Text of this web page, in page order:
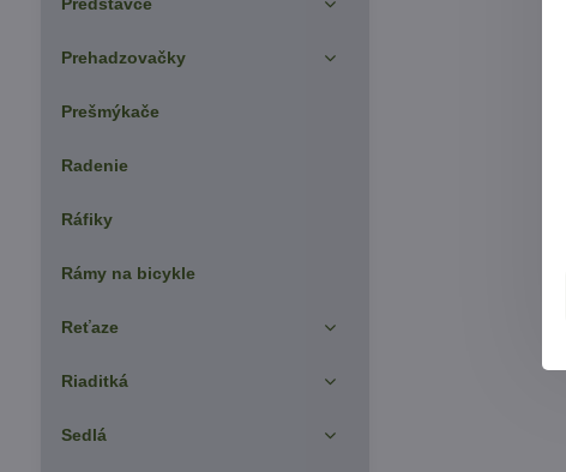
Prehadzovačky
Prešmýkače
Radenie
Ráfiky
Rámy na bicykle
Reťaze
Riaditká
Sedlá